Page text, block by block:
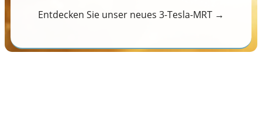
Entdecken Sie unser neues 3-Tesla-MRT →